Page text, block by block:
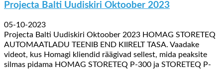
Projecta Balti Uudiskiri Oktoober 2023
05-10-2023
Projecta Balti Uudiskiri Oktoober 2023 HOMAG STORETEQ
AUTOMAATLADU TEENIB END KIIRELT TASA. Vaadake
videot, kus Homagi kliendid räägivad sellest, mida peaksite
silmas pidama HOMAG STORETEQ P-300 ja STORETEQ P-